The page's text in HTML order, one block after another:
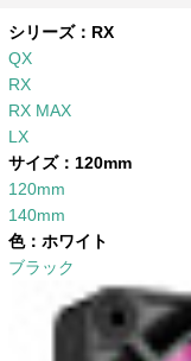
シリーズ： RX
QX
RX
RX MAX
LX
サイズ： 120mm
120mm
140mm
色：ホワイト
ブラック